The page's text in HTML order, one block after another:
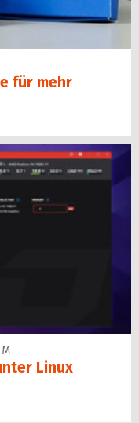
für mehr
Linux